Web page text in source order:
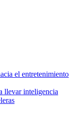
el entretenimiento
llevar inteligencia